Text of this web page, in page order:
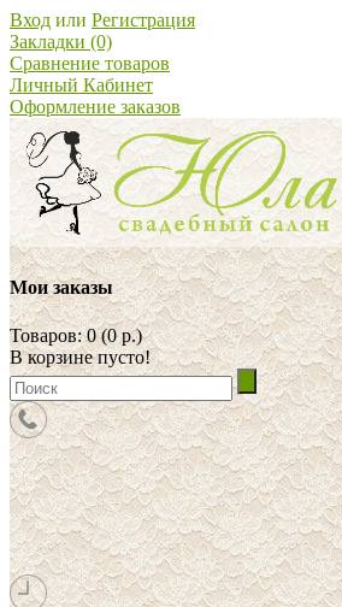
Вход или Регистрация
Закладки (0)
Сравнение товаров
Личный Кабинет
Оформление заказов
Мои заказы
Товаров: 0 (0 р.)
В корзине пусто!